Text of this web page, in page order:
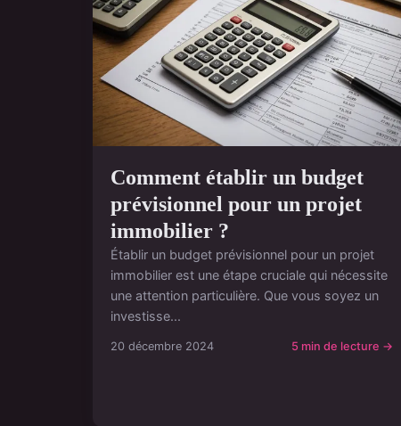
Comment établir un budget
prévisionnel pour un projet
immobilier ?
Établir un budget prévisionnel pour un projet
immobilier est une étape cruciale qui nécessite
une attention particulière. Que vous soyez un
investisse...
20 décembre 2024 5 min de lecture →